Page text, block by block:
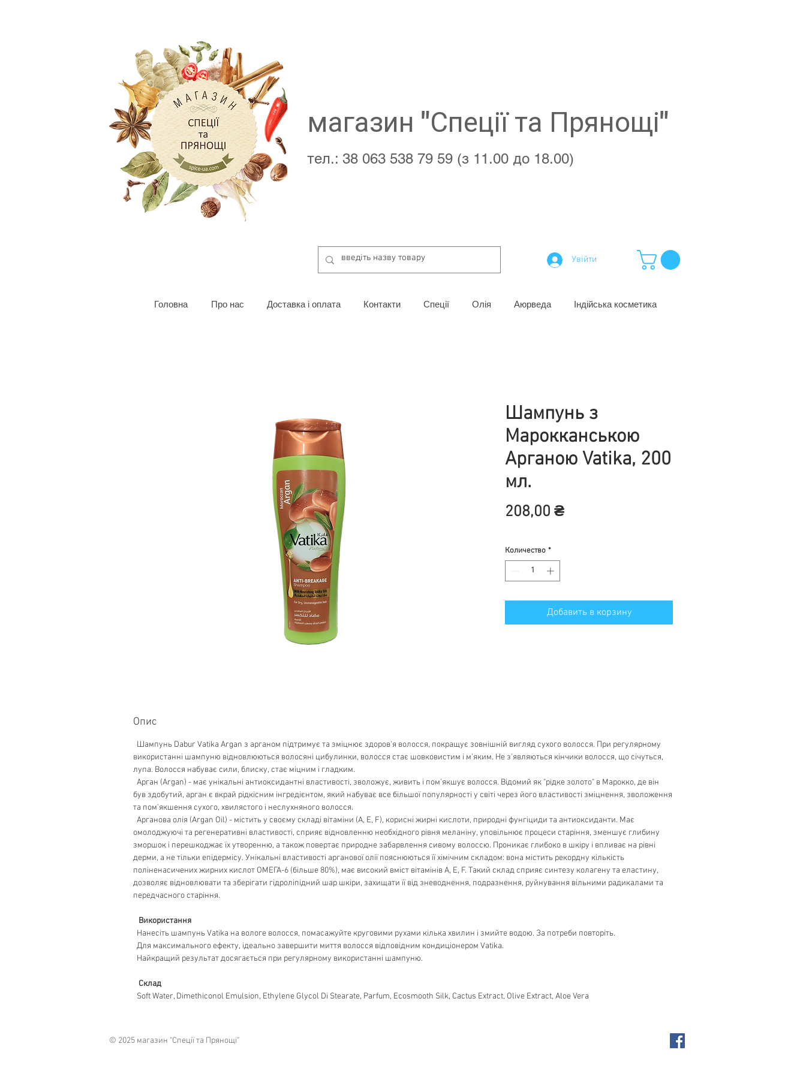
магазин "Спеції та Прянощі"
тел.: 38 063 538 79 59 (з 11.00 до 18.00)
Увійти
Головна Про нас Доставка і оплата Контакти Спеції Олія Аюрведа Індійська косметика
Шампунь з
Марокканською
Арганою Vatika, 200
мл.
208,00 ₴Цена
Количество *
Добавить в корзину
Опис
Шампунь Dabur Vatika Argan з арганом підтримує та зміцнює здоров'я волосся, покращує зовнішній вигляд сухого волосся. При регулярному
використанні шампуню відновлюються волосяні цибулинки, волосся стає шовковистим і м'яким. Не з'являються кінчики волосся, що січуться,
лупа. Волосся набуває сили, блиску, стає міцним і гладким.
Арган (Argan) - має унікальні антиоксидантні властивості, зволожує, живить і пом'якшує волосся. Відомий як "рідке золото" в Марокко, де він
був здобутий, арган є вкрай рідкісним інгредієнтом, який набуває все більшої популярності у світі через його властивості зміцнення, зволоження
та пом'якшення сухого, хвилястого і неслухняного волосся.
Арганова олія (Argan Oil) - містить у своєму складі вітаміни (А, Е, F), корисні жирні кислоти, природні фунгіциди та антиоксиданти. Має
омолоджуючі та регенеративні властивості, сприяє відновленню необхідного рівня меланіну, уповільнює процеси старіння, зменшує глибину
зморшок і перешкоджає їх утворенню, а також повертає природне забарвлення сивому волоссю. Проникає глибоко в шкіру і впливає на рівні
дерми, а не тільки епідермісу. Унікальні властивості арганової олії пояснюються її хімічним складом: вона містить рекордну кількість
поліненасичених жирних кислот ОМЕГА-6 (більше 80%), має високий вміст вітамінів А, Е, F. Такий склад сприяє синтезу колагену та еластину,
дозволяє відновлювати та зберігати гідроліпідний шар шкіри, захищати її від зневоднення, подразнення, руйнування вільними радикалами та
передчасного старіння.
Використання
Нанесіть шампунь Vatika на вологе волосся, помасажуйте круговими рухами кілька хвилин і змийте водою. За потреби повторіть.
Для максимального ефекту, ідеально завершити миття волосся відповідним кондиціонером Vatika.
Найкращий результат досягається при регулярному використанні шампуню.
Склад
Soft Water, Dimethiconol Emulsion, Ethylene Glycol Di Stearate, Pаrfum, Ecosmooth Silk, Cactus Extract, Olive Extract, Aloe Vera
© 2025 магазин "Спеції та Прянощі"